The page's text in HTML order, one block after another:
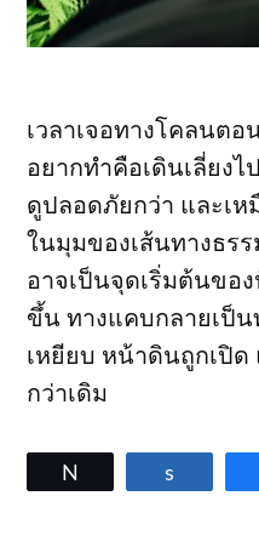
เวลาเจอทางโคลนต
อยากทำคือเดินเลี่ยงไ
ดูปลอดภัยกว่า และเห
ในมุมของเส้นทางธร
อาจเป็นจุดเริ่มต้นขอ
ขึ้น ทางแคบกลายเป็
เหยียบ หน้าดินถูกเปิ
กว่าเดิม